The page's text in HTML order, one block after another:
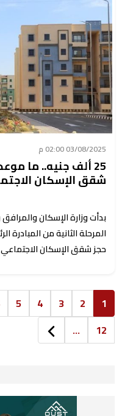
03/08/2025 02:00 م
25 ألف جنيه.. ما
شقق الإسكان
بدأت وزارة الإسكان
حجز شقق الإسكان
1
2
3
4
5
12
...